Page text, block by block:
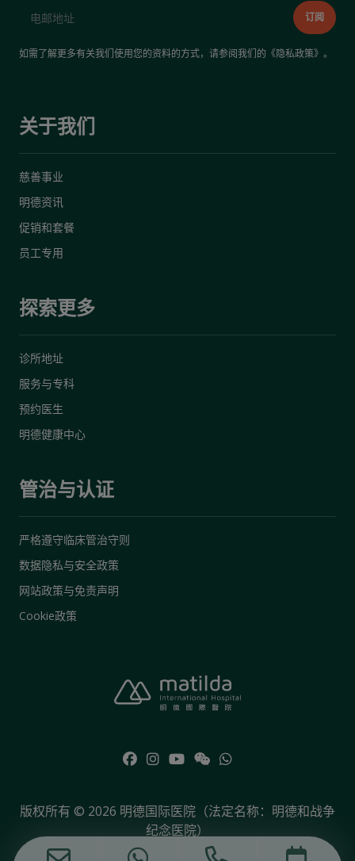
如需了解更多有关我们使用您的资料的方式，请参阅我们的《隐私政策》。
关于我们
慈善事业
明德资讯
促销和套餐
员工专用
探索更多
诊所地址
服务与专科
预约医生
明德健康中心
管治与认证
严格遵守临床管治守则
数据隐私与安全政策
网站政策与免责声明
Cookie政策
版权所有 © 2026 明德国际医院（法定名称：明德和战争
纪念医院）